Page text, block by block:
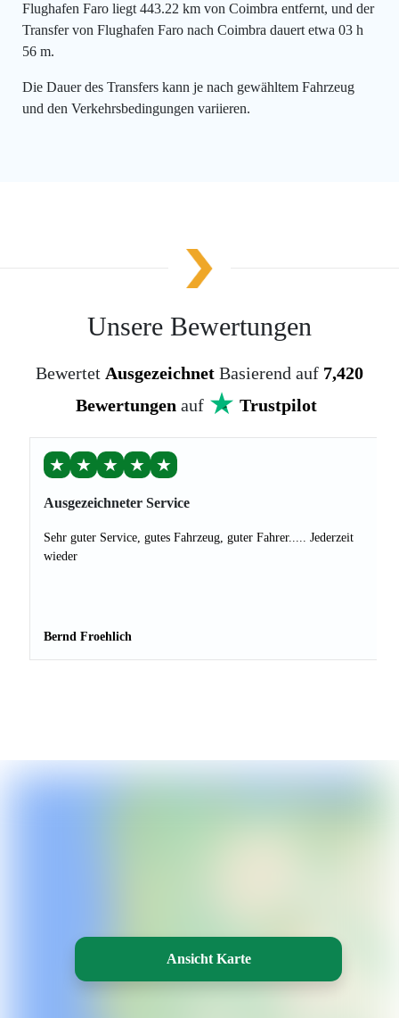
Flughafen Faro liegt 443.22 km von Coimbra entfernt, und der
Transfer von Flughafen Faro nach Coimbra dauert etwa 03 h
56 m.
Die Dauer des Transfers kann je nach gewähltem Fahrzeug
und den Verkehrsbedingungen variieren.
Unsere Bewertungen
Bewertet Ausgezeichnet Basierend auf 7,420
Bewertungen auf Trustpilot
★ ★ ★ ★ ★
Ausgezeichneter Service
Sehr guter Service, gutes Fahrzeug, guter Fahrer..... Jederzeit
wieder
Bernd Froehlich
Ansicht Karte